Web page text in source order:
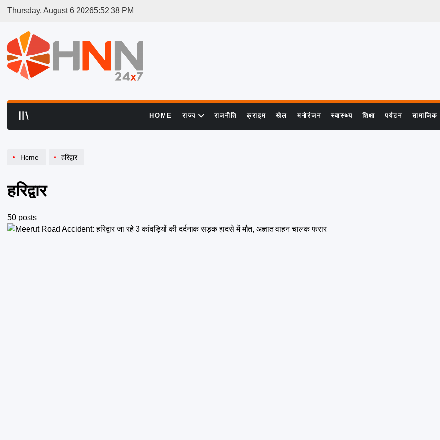
Thursday, August 6 20265:52:39 PM
HOME राज्य राजनीति क्राइम खेल मनोरंजन स्वास्थ्य शिक्षा पर्यटन सामाजिक
Home हरिद्वार
हरिद्वार
50 posts